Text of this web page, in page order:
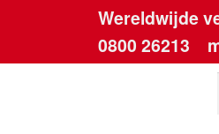
Wereldwijde
0800 26213